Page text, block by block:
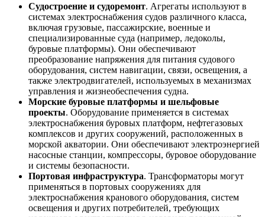
Судостроение и судоремонт. Агрегаты используют в
системах электроснабжения судов различного класса,
включая грузовые, пассажирские, военные и
специализированные суда (например, ледоколы,
буровые платформы). Они обеспечивают
преобразование напряжения для питания судового
оборудования, систем навигации, связи, освещения, а
также электродвигателей, используемых в механизмах
управления и жизнеобеспечения судна.
Морские буровые платформы и шельфовые
проекты. Оборудование применяется в системах
электроснабжения буровых платформ, нефтегазовых
комплексов и других сооружений, расположенных в
морской акватории. Они обеспечивают электроэнергией
насосные станции, компрессоры, буровое оборудование
и системы безопасности.
Портовая инфраструктура. Трансформаторы могут
применяться в портовых сооружениях для
электроснабжения кранового оборудования, систем
освещения и других потребителей, требующих